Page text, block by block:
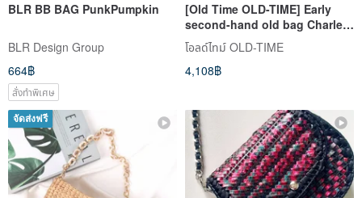
BLR BB BAG PunkPumpkin
BLR Design Group
664฿
สั่งทำพิเศษ
[Old Time OLD-TIME] Early
second-hand old bag Charles
Jourdan shoulder bag
โอลด์ไทม์ OLD-TIME
4,108฿
จัดส่งฟรี